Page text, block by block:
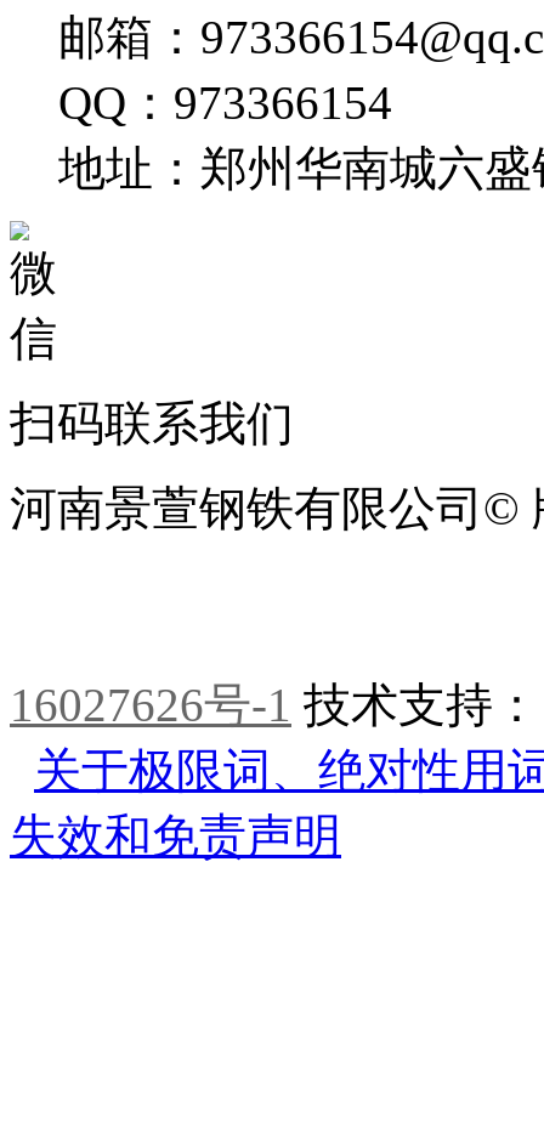
邮箱：
QQ：973366154
地址：郑州华南城六
扫码联系我们
河南景萱钢铁有限公司©
16027626号-1 技术支持
关于极限词、绝对性用
失效和免责声明